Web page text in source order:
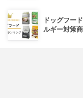
ドッグフー
ルギー対策